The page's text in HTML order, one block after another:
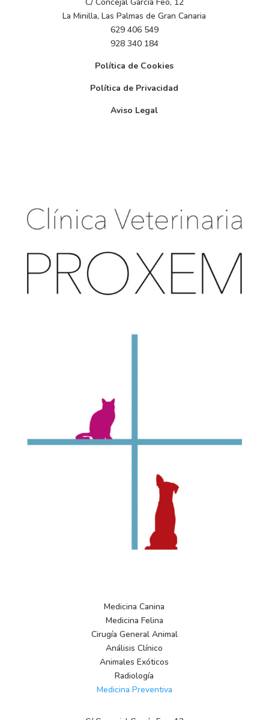
La Minilla, Las Palmas de Gran Canaria
629 406 549
928 340 184
Política de Cookies
Política de Privacidad
Aviso Legal
Medicina Canina
Medicina Felina
Cirugía General Animal
Análisis Clínico
Animales Exóticos
Radiología
Medicina Preventiva